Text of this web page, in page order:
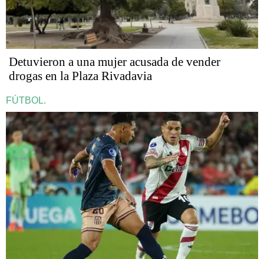
Detuvieron a una mujer acusada de vender
drogas en la Plaza Rivadavia
FÚTBOL.